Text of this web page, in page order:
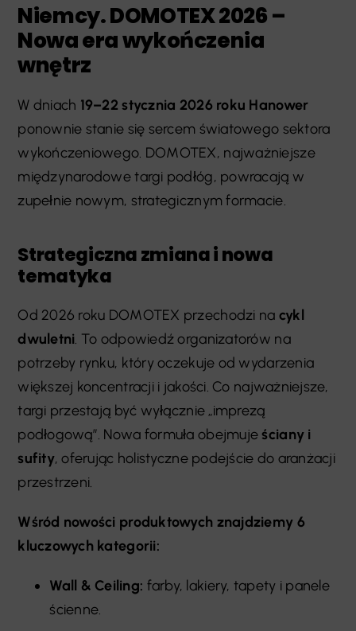
Niemcy. DOMOTEX 2026 –
Nowa era wykończenia
wnętrz
W dniach 19–22 stycznia 2026 roku Hanower
ponownie stanie się sercem światowego sektora
wykończeniowego. DOMOTEX, najważniejsze
międzynarodowe targi podłóg, powracają w
zupełnie nowym, strategicznym formacie.
Strategiczna zmiana i nowa
tematyka
Od 2026 roku DOMOTEX przechodzi na cykl
dwuletni. To odpowiedź organizatorów na
potrzeby rynku, który oczekuje od wydarzenia
większej koncentracji i jakości. Co najważniejsze,
targi przestają być wyłącznie „imprezą
podłogową”. Nowa formuła obejmujeściany i
sufity, oferując holistyczne podejście do aranżacji
przestrzeni.
Wśród nowości produktowych znajdziemy 6
kluczowych kategorii:
Wall & Ceiling: farby, lakiery, tapety i panele
ścienne.